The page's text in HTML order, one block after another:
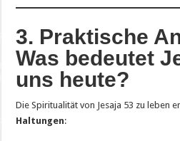
3. Praktische
Was bedeutet
uns heute?
Die Spiritualität von Jesaja 53 zu leben
Haltungen: